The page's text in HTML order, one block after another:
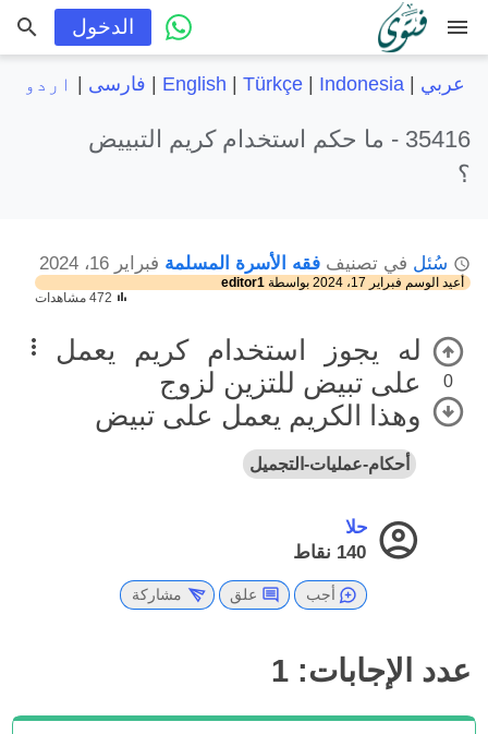
menu الدخول
عربي |
English Türkçe| Indonesia فارسی اردو
35416 -
ما حكم استخدام كريم التبييض
؟
سُئل في تصنيف فقه الأسرة المسلمة فبراير 16، 2024
أعيد الوسم فبراير 17، 2024 بواسطة editor1
472 مشاهدات
0
له يجوز استخدام كريم يعمل
على تبيض للتزين لزوج
وهذا الكريم يعمل على تبيض
أحكام-عمليات-التجميل
حلا
140 نقاط
أجب علق مشاركة
عدد الإجابات: 1